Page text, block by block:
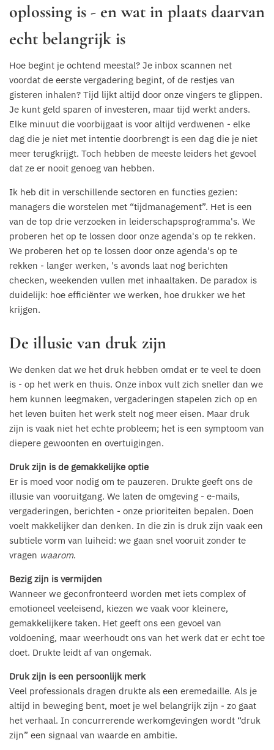
oplossing is - en wat in plaats daarvan
echt belangrijk is
Hoe begint je ochtend meestal? Je inbox scannen net
voordat de eerste vergadering begint, of de restjes van
gisteren inhalen? Tijd lijkt altijd door onze vingers te glippen.
Je kunt geld sparen of investeren, maar tijd werkt anders.
Elke minuut die voorbijgaat is voor altijd verdwenen - elke
dag die je niet met intentie doorbrengt is een dag die je niet
meer terugkrijgt. Toch hebben de meeste leiders het gevoel
dat ze er nooit genoeg van hebben.
Ik heb dit in verschillende sectoren en functies gezien:
managers die worstelen met “tijdmanagement”. Het is een
van de top drie verzoeken in leiderschapsprogramma's. We
proberen het op te lossen door onze agenda's op te rekken.
We proberen het op te lossen door onze agenda's op te
rekken - langer werken, 's avonds laat nog berichten
checken, weekenden vullen met inhaaltaken. De paradox is
duidelijk: hoe efficiënter we werken, hoe drukker we het
krijgen.
De illusie van druk zijn
We denken dat we het druk hebben omdat er te veel te doen
is - op het werk en thuis. Onze inbox vult zich sneller dan we
hem kunnen leegmaken, vergaderingen stapelen zich op en
het leven buiten het werk stelt nog meer eisen. Maar druk
zijn is vaak niet het echte probleem; het is een symptoom van
diepere gewoonten en overtuigingen.
Druk zijn is de gemakkelijke optie
Er is moed voor nodig om te pauzeren. Drukte geeft ons de
illusie van vooruitgang. We laten de omgeving - e-mails,
vergaderingen, berichten - onze prioriteiten bepalen. Doen
voelt makkelijker dan denken. In die zin is druk zijn vaak een
subtiele vorm van luiheid: we gaan snel vooruit zonder te
vragen waarom.
Bezig zijn is vermijden
Wanneer we geconfronteerd worden met iets complex of
emotioneel veeleisend, kiezen we vaak voor kleinere,
gemakkelijkere taken. Het geeft ons een gevoel van
voldoening, maar weerhoudt ons van het werk dat er echt toe
doet. Drukte leidt af van ongemak.
Druk zijn is een persoonlijk merk
Veel professionals dragen drukte als een eremedaille. Als je
altijd in beweging bent, moet je wel belangrijk zijn - zo gaat
het verhaal. In concurrerende werkomgevingen wordt “druk
zijn” een signaal van waarde en ambitie.